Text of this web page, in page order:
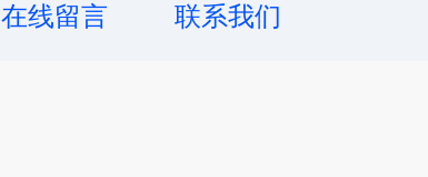
在线留言 联系我们